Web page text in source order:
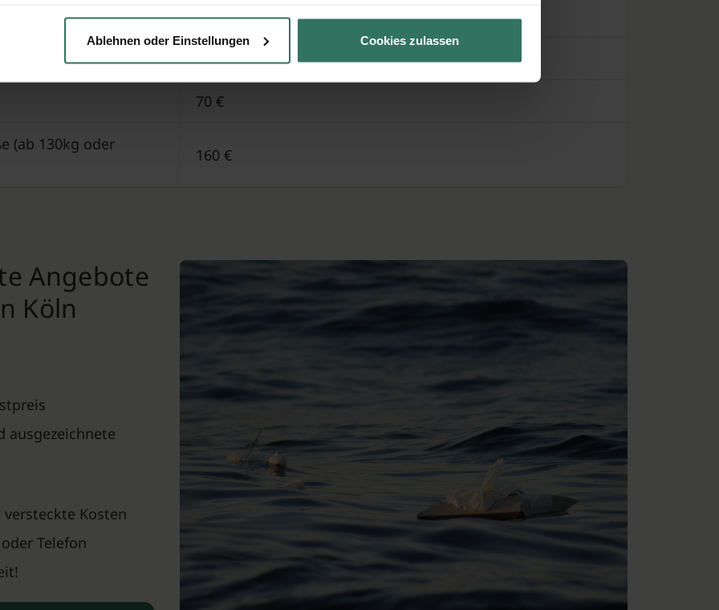
Ablehnen oder Einstellungen Cookies zulassen
beim Bestatter Preis auf Anfrage
Abhängig von Anzahl der Personen
70 €
(ab 130kg oder
160 €
Angebote
Köln
ausgezeichnete
Kosten
Telefon